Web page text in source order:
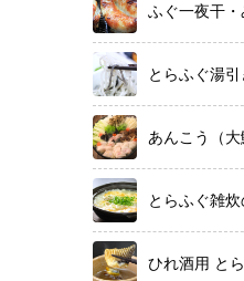
ふぐ一夜干
とらふぐ湯引
あんこう（大
とらふぐ雑
ひれ酒用 と